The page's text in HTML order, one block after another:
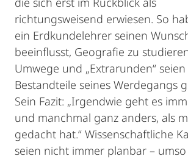
richtungsweisend erwiesen. So
ein Erdkundelehrer seinen
beeinflusst, Geografie zu
Umwege und „Extrarunden“
Bestandteile seines Werdegangs
Sein Fazit: „Irgendwie geht es
und manchmal ganz anders, als
gedacht hat.“ Wissenschaftliche
seien nicht immer planbar –